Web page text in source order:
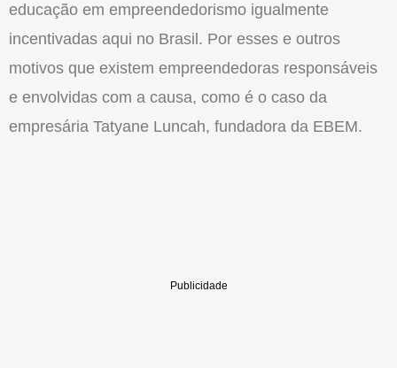
educação em empreendedorismo igualmente
incentivadas aqui no Brasil. Por esses e outros
motivos que existem empreendedoras responsáveis
e envolvidas com a causa, como é o caso da
empresária Tatyane Luncah, fundadora da EBEM.